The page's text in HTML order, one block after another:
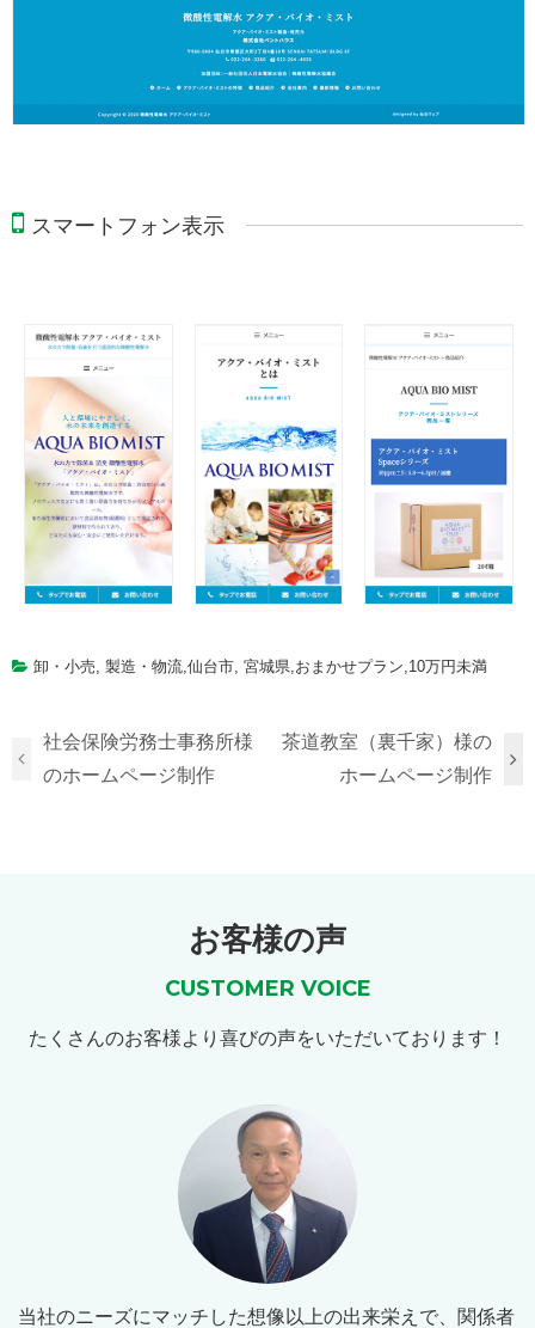
スマートフォン表示
卸・小売 製造・物流 仙台市 宮城県 おまかせプラン 10万円未満
社会保険労務士事務所様
のホームページ制作
茶道教室（裏千家）様の
ホームページ制作
お客様の声
CUSTOMER VOICE
たくさんのお客様より喜びの声をいただいております！
当社のニーズにマッチした想像以上の出来栄えで、関係者